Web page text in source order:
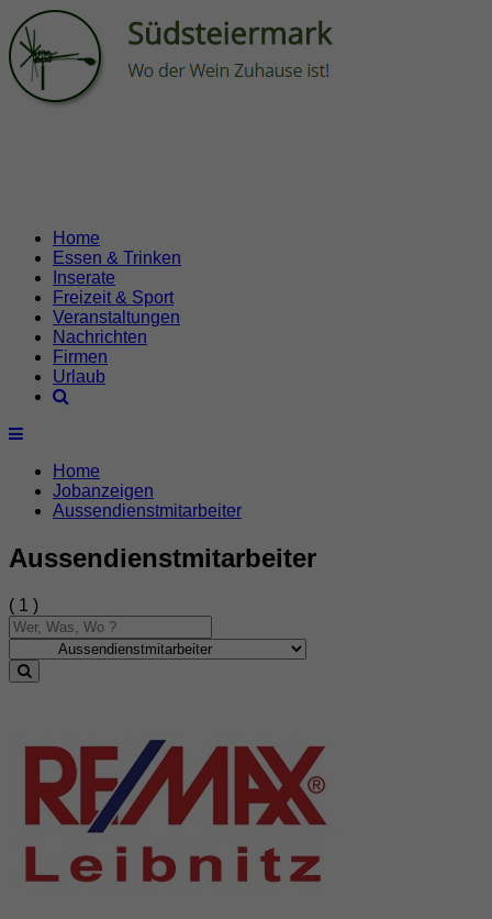
Home
Essen & Trinken
Inserate
Freizeit & Sport
Veranstaltungen
Nachrichten
Firmen
Urlaub
Home
Jobanzeigen
Aussendienstmitarbeiter
Aussendienstmitarbeiter
( 1 )